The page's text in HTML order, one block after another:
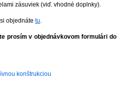
zásuviek (viď. vhodné doplnky).
objednáte tu.
prosím v objednávkovom formulári do